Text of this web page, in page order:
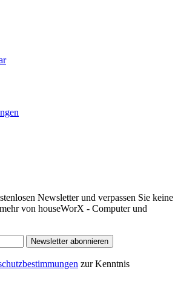
Newsletter und verpassen Sie keine
von houseWorX - Computer und
Newsletter abonnieren
zur Kenntnis